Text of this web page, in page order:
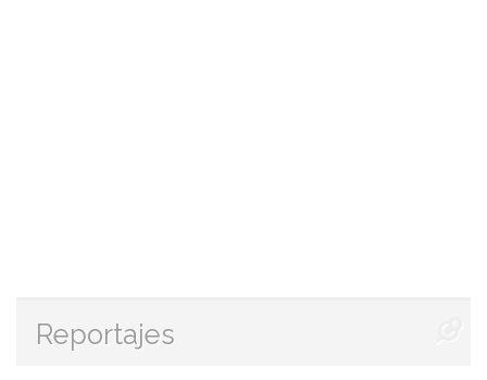
Reportajes